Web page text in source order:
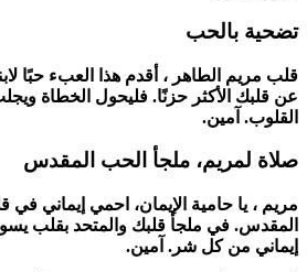
تضحية بالحب
قلب مريم الطاهر ، أقدم هذا العبء حبًا
عن قلبك الأكثر حزنًا. فليحول الخطاة
القلوب. آمين.
صلاة لمريم، ملجأ الحب المقدس
مريم ، يا حامية الإيمان، احمي إيماني
المقدس. في ملجأ قلبك والمتحد بقلب
إيماني من كل شر. آمين.